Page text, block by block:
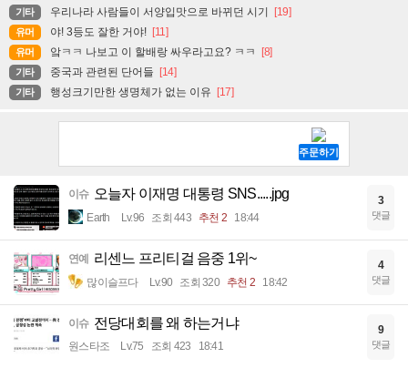
기타 우리나라 사람들이 서양입맛으로 바뀌던 시기 [19]
유머 야! 3등도 잘한 거야! [11]
유머 앜ㅋㅋ 나보고 이 할배랑 싸우라고요? ㅋㅋ [8]
기타 중국과 관련된 단어들 [14]
기타 행성크기만한 생명체가 없는 이유 [17]
이슈 오늘자 이재명 대통령 SNS.....jpg
Earth Lv.96 조회 443 추천 2 18:44
3
댓글
연예 리센느 프리티걸 음중 1위~
많이슬프다 Lv.90 조회 320 추천 2 18:42
4
댓글
이슈 전당대회를 왜 하는거냐
원스타조 Lv.75 조회 423 18:41
9
댓글